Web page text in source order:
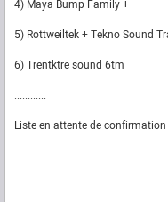
4) Maya Bump Family +
5) Rottweiltek + Tekno Sound
6) Trentktre sound 6tm
............
Liste en attente de confirmation